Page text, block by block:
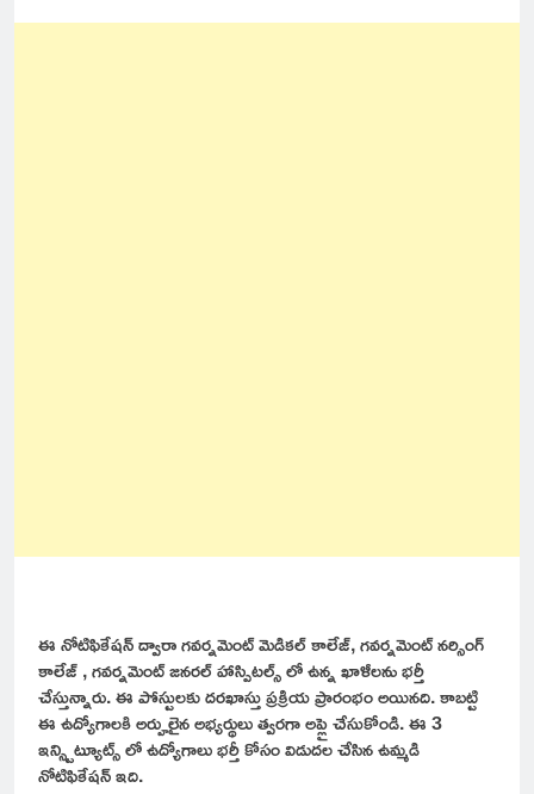
ఈ నోటిఫికేషన్ ద్వారా గవర్నమెంట్ మెడికల్ కాలేజ్, గవర్నమెంట్ నర్సింగ్
కాలేజ్ , గవర్నమెంట్ జనరల్ హాస్పిటల్స్ లో ఉన్న ఖాళీలను భర్తీ
చేస్తున్నారు. ఈ పోస్టులకు దరఖాస్తు ప్రక్రియ ప్రారంభం అయినది. కాబట్టి
ఈ ఉద్యోగాలకి అర్హులైన అభ్యర్థులు త్వరగా అప్లై చేసుకోండి. ఈ 3
ఇన్స్టిట్యూట్స్ లో ఉద్యోగాలు భర్తీ కోసం విడుదల చేసిన ఉమ్మడి
నోటిఫికేషన్ ఇది.